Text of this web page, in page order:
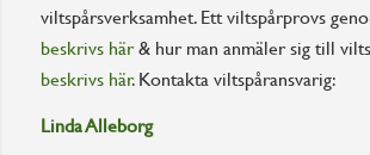
viltspårsverksamhet. Ett viltspårprovs
beskrivs här& hur man anmäler sig till
beskrivs här. Kontakta viltspåransvarig:
Linda Alleborg